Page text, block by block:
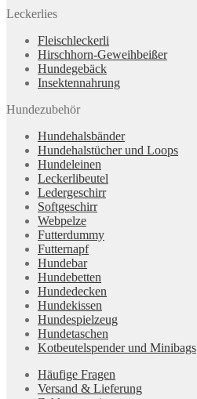
Leckerlies
Fleischleckerli
Hirschhorn-Geweihbeißer
Hundegebäck
Insektennahrung
Hundezubehör
Hundehalsbänder
Hundehalstücher und Loops
Hundeleinen
Leckerlibeutel
Ledergeschirr
Softgeschirr
Webpelze
Futterdummy
Futternapf
Hundebar
Hundebetten
Hundedecken
Hundekissen
Hundespielzeug
Hundetaschen
Kotbeutelspender und Minibags
Häufige Fragen
Versand & Lieferung